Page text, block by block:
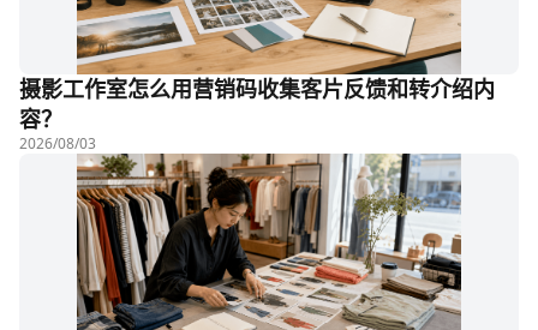
摄影工作室怎么用营销码收集客片反馈和转介绍内
容？
2026/08/03